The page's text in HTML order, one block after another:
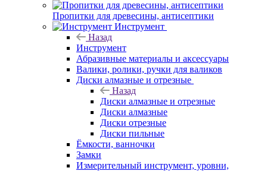
Пропитки для древесины, антисептики
Инструмент
Назад
Инструмент
Абразивные материалы и аксессуары
Валики, ролики, ручки для валиков
Диски алмазные и отрезные
Назад
Диски алмазные и отрезные
Диски алмазные
Диски отрезные
Диски пильные
Ёмкости, ванночки
Замки
Измерительный инструмент, уровни,